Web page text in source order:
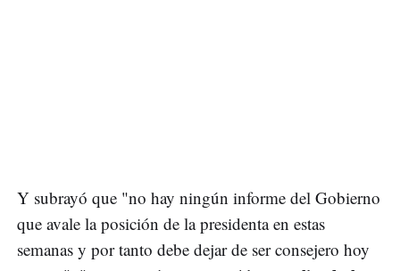
Y subrayó que "no hay ningún informe del Gobierno
que avale la posición de la presidenta en estas
semanas y por tanto debe dejar de ser consejero hoy